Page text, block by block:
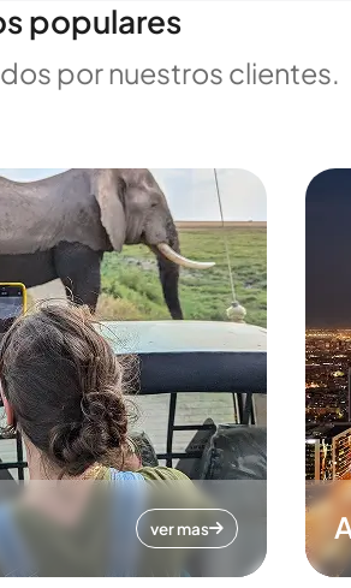
populares
por nuestros clientes.
ver mas